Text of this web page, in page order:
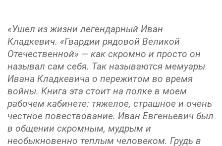
«Ушел из жизни легендарный Иван
Кладкевич. «Гвардии рядовой Великой
Отечественной» — как скромно и просто он
называл сам себя. Так называются мемуары
Ивана Кладкевича о пережитом во время
войны. Книга эта стоит на полке в моем
рабочем кабинете: тяжелое, страшное и очень
честное повествование. Иван Евгеньевич был
в общении скромным, мудрым и
необыкновенно теплым человеком. Грудь в